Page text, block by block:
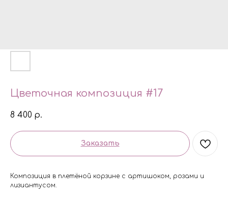
Цветочная композиция #17
8 400 р.
Заказать
Композиция в плетёной корзине с артишоком, розами и
лизиантусом.